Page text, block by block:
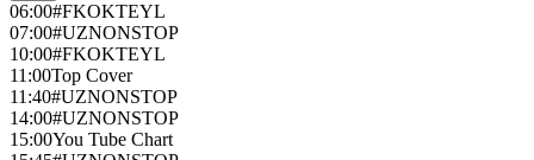
06:00#FKOKTEYL
07:00#UZNONSTOP
10:00#FKOKTEYL
11:00Top Cover
11:40#UZNONSTOP
14:00#UZNONSTOP
15:00You Tube Chart